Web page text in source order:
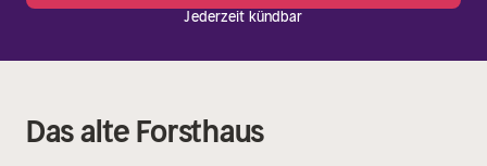
Jederzeit kündbar
Das alte Forsthaus